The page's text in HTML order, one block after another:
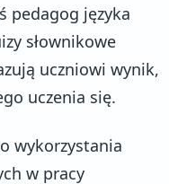
pedagog języka
słownikowe
uczniowi wynik,
uczenia się.
wykorzystania
w pracy